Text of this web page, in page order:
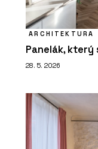
ARCHITEKTURA
Panelák,
28. 5. 2026